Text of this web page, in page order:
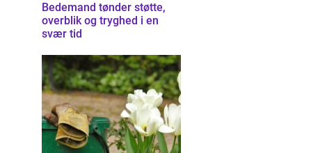
Bedemand tønder støtte,
overblik og tryghed i en
svær tid